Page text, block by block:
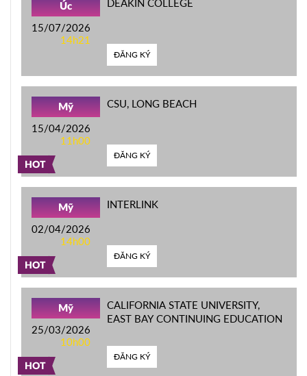
Úc
15/07/2026
14h21
DEAKIN COLLEGE
ĐĂNG KÝ
HOT
Mỹ
15/04/2026
11h00
CSU, LONG BEACH
ĐĂNG KÝ
HOT
Mỹ
02/04/2026
14h00
INTERLINK
ĐĂNG KÝ
HOT
Mỹ
25/03/2026
10h00
CALIFORNIA STATE UNIVERSITY,
EAST BAY CONTINUING EDUCATION
ĐĂNG KÝ